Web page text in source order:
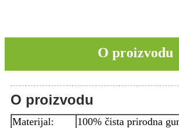
O proizvodu
O proizvodu
Materijal:
100% čista prirodna